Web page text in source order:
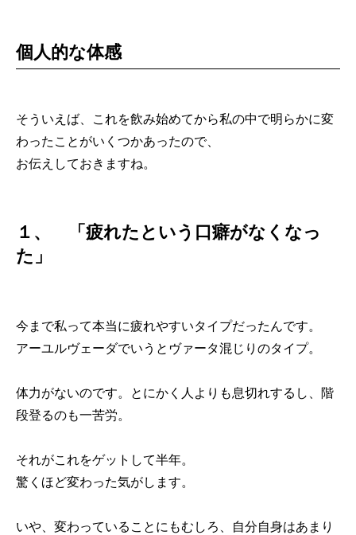
個人的な体感
そういえば、これを飲み始めてから私の中で明らかに変
わったことがいくつかあったので、
お伝えしておきますね。
１、 「疲れたという口癖がなくなっ
た」
今まで私って本当に疲れやすいタイプだったんです。
アーユルヴェーダでいうとヴァータ混じりのタイプ。
体力がないのです。とにかく人よりも息切れするし、階
段登るのも一苦労。
それがこれをゲットして半年。
驚くほど変わった気がします。
いや、変わっていることにもむしろ、自分自身はあまり